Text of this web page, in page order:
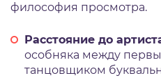
философия просмотра.
Расстояние до
особняка между
танцовщиком